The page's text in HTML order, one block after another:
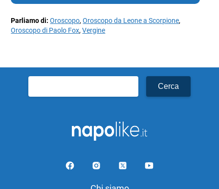
Parliamo di:Oroscopo,Oroscopo da Leone a Scorpione,
Oroscopo di Paolo Fox,Vergine
per: